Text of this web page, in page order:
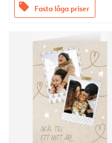
offers Fasta låga priser